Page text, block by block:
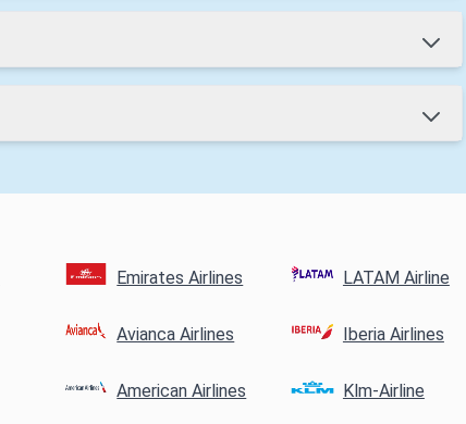
Emirates Airlines LATAM Airline
Avianca Airlines Iberia Airlines
American Airlines Klm-Airline